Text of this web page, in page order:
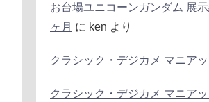
お台場ユニコーンガンダム 展
ヶ月 に ken より
クラシック・デジカメ マニアッ
クラシック・デジカメ マニアッ